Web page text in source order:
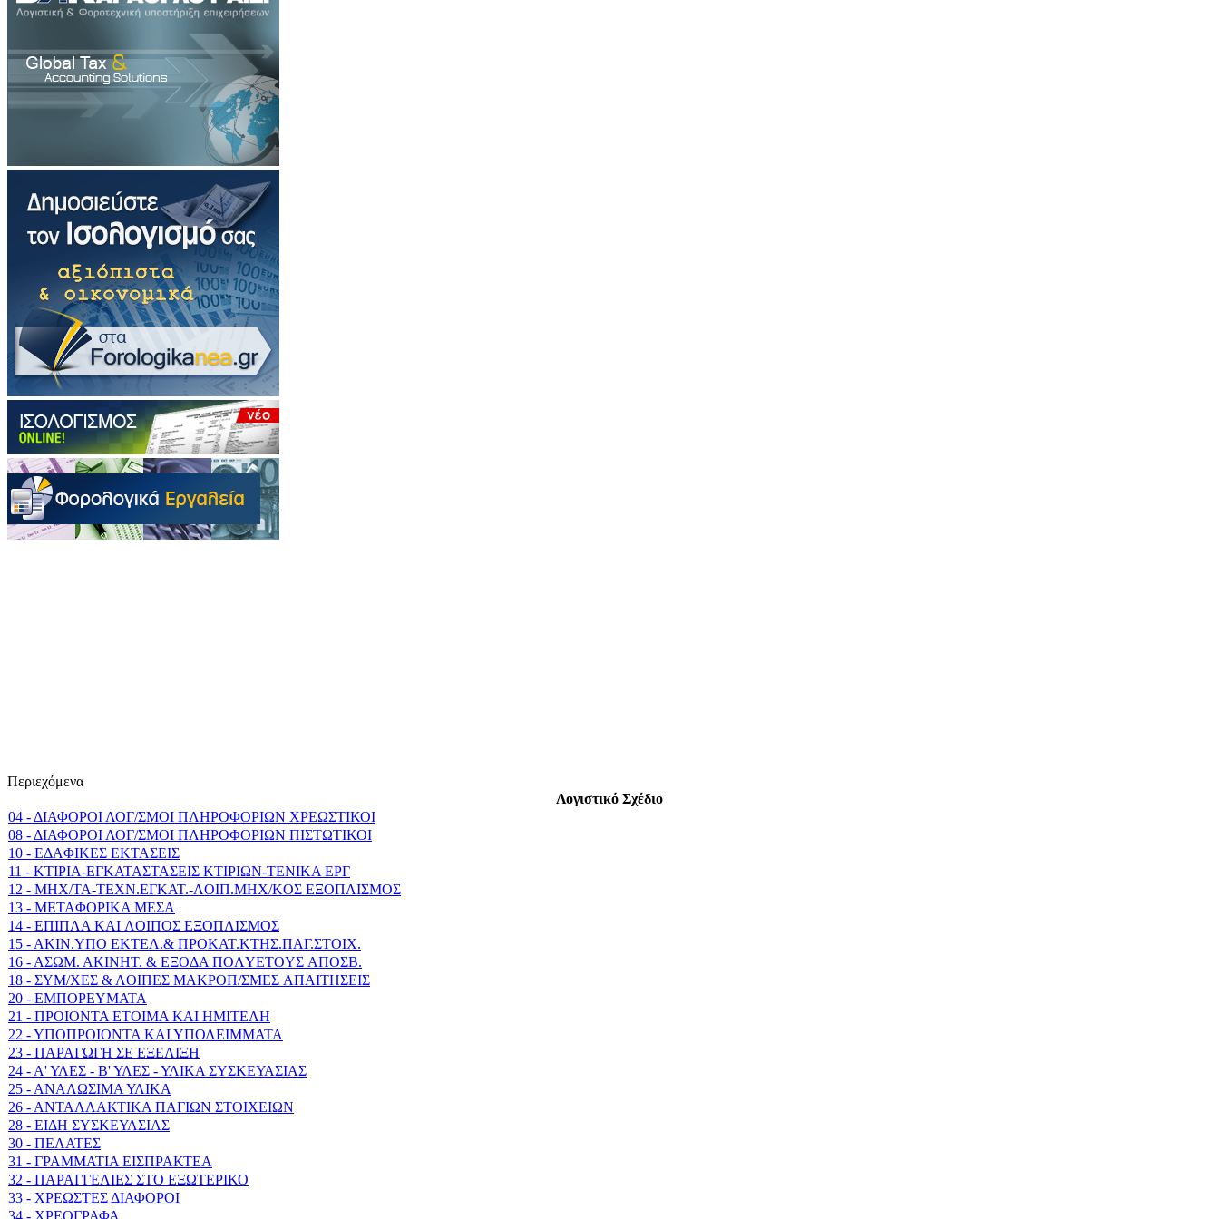
Περιεχόμενα
Λογιστικό Σχέδιο
04 - ΔΙΑΦΟΡΟΙ ΛΟΓ/ΣΜΟΙ ΠΛΗΡΟΦΟΡΙΩΝ ΧΡΕΩΣΤΙΚΟΙ
08 - ΔΙΑΦΟΡΟΙ ΛΟΓ/ΣΜΟΙ ΠΛΗΡΟΦΟΡΙΩΝ ΠΙΣΤΩΤΙΚΟΙ
10 - EΔAΦIKEΣ EKTAΣEIΣ
11 - KTIPIA-EΓKATAΣTAΣEIΣ KTIPIΩN-TENIKA EPΓ
12 - MHX/TA-TEXN.EΓKAT.-ΛOIΠ.MHX/KOΣ EΞOΠΛIΣΜΟΣ
13 - METAΦOPIKA MEΣA
14 - EΠIΠΛA KAI ΛOIΠOΣ EΞOΠΛIΣMOΣ
15 - AKIN.YΠO EKTEΛ.& ΠPOKAT.KTHΣ.ΠAΓ.ΣTOIX.
16 - AΣΩM. AKINHT. & EΞOΔA ΠOΛYETOYΣ AΠOΣB.
18 - ΣYM/XEΣ & ΛOIΠEΣ MAKPOΠ/ΣMEΣ AΠAITHΣEIΣ
20 - ΕΜΠΟΡΕΥΜΑΤΑ
21 - ΠΡΟΙΟΝΤΑ ΕΤΟΙΜΑ ΚΑΙ ΗΜΙΤΕΛΗ
22 - ΥΠΟΠΡΟΙΟΝΤΑ ΚΑΙ ΥΠΟΛΕΙΜΜΑΤΑ
23 - ΠΑΡΑΓΩΓΗ ΣΕ ΕΞΕΛΙΞΗ
24 - Α' ΥΛΕΣ - Β' ΥΛΕΣ - ΥΛΙΚΑ ΣΥΣΚΕΥΑΣΙΑΣ
25 - ΑΝΑΛΩΣΙΜΑ ΥΛΙΚΑ
26 - ΑΝΤΑΛΛΑΚΤΙΚΑ ΠΑΓΙΩΝ ΣΤΟΙΧΕΙΩΝ
28 - ΕΙΔΗ ΣΥΣΚΕΥΑΣΙΑΣ
30 - ΠΕΛΑΤΕΣ
31 - ΓΡΑΜΜΑΤΙΑ ΕΙΣΠΡΑΚΤΕΑ
32 - ΠΑΡΑΓΓΕΛΙΕΣ ΣΤΟ ΕΞΩΤΕΡΙΚΟ
33 - ΧΡΕΩΣΤΕΣ ΔΙΑΦΟΡΟΙ
34 - ΧΡΕΟΓΡΑΦΑ